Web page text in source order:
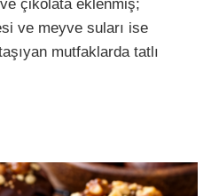
çikolata eklenmiş;
ve meyve suları ise
mutfaklarda tatlı